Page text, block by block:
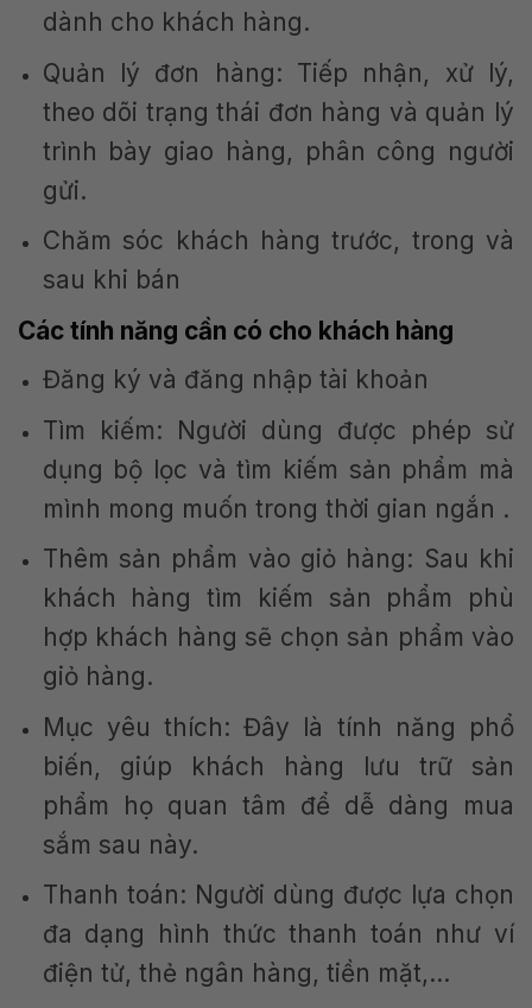
dành cho khách hàng.
Quản lý đơn hàng: Tiếp nhận, xử lý,
theo dõi trạng thái đơn hàng và quản lý
trình bày giao hàng, phân công người
gửi.
Chăm sóc khách hàng trước, trong và
sau khi bán
Các tính năng cần có cho khách hàng
Đăng ký và đăng nhập tài khoản
Tìm kiếm: Người dùng được phép sử
dụng bộ lọc và tìm kiếm sản phẩm mà
mình mong muốn trong thời gian ngắn .
Thêm sản phẩm vào giỏ hàng: Sau khi
khách hàng tìm kiếm sản phẩm phù
hợp khách hàng sẽ chọn sản phẩm vào
giỏ hàng.
Mục yêu thích: Đây là tính năng phổ
biến, giúp khách hàng lưu trữ sản
phẩm họ quan tâm để dễ dàng mua
sắm sau này.
Thanh toán: Người dùng được lựa chọn
đa dạng hình thức thanh toán như ví
điện tử, thẻ ngân hàng, tiền mặt,…